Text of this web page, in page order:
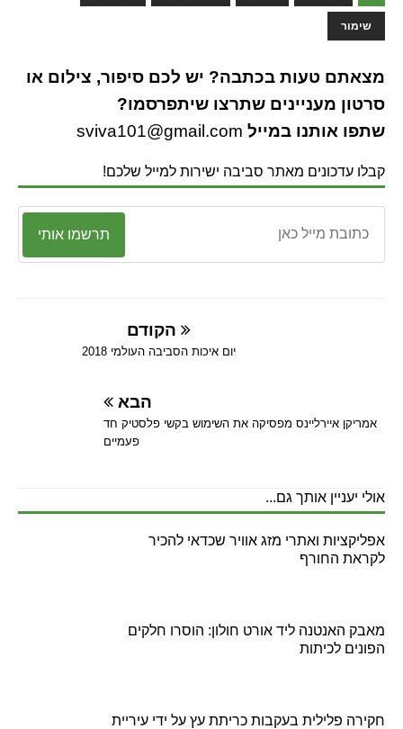
שימור
מצאתם טעות בכתבה? יש לכם סיפור, צילום או
סרטון מעניינים שתרצו שיתפרסמו?
שתפו אותנו במייל sviva101@gmail.com
קבלו עדכונים מאתר סביבה ישירות למייל שלכם!
תרשמו אותי
הקודם
יום איכות הסביבה העולמי 2018
הבא
אמריקן איירליינס מפסיקה את השימוש בקשי פלסטיק חד
פעמיים
אולי יעניין אותך גם...
אפליקציות ואתרי מזג אוויר שכדאי להכיר
לקראת החורף
מאבק האנטנה ליד אורט חולון: הוסרו חלקים
הפונים לכיתות
חקירה פלילית בעקבות כריתת עץ על ידי עיריית